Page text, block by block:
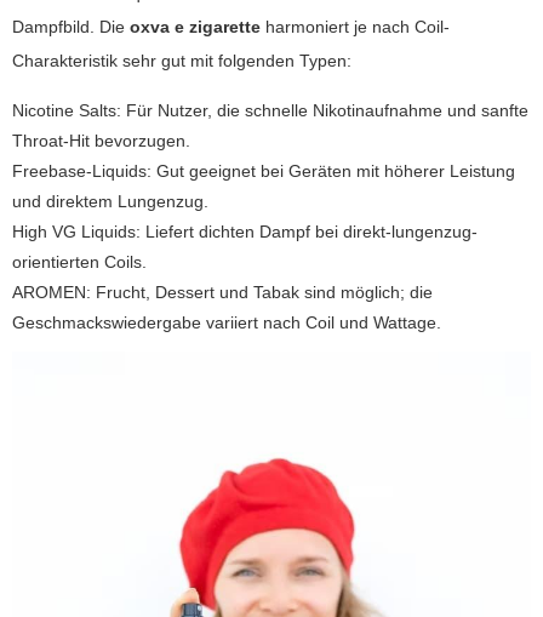
Dampfbild. Die oxva e zigarette harmoniert je nach Coil-
Charakteristik sehr gut mit folgenden Typen:
Nicotine Salts: Für Nutzer, die schnelle Nikotinaufnahme und sanfte
Throat-Hit bevorzugen.
Freebase-Liquids: Gut geeignet bei Geräten mit höherer Leistung
und direktem Lungenzug.
High VG Liquids: Liefert dichten Dampf bei direkt-lungenzug-
orientierten Coils.
AROMEN: Frucht, Dessert und Tabak sind möglich; die
Geschmackswiedergabe variiert nach Coil und Wattage.